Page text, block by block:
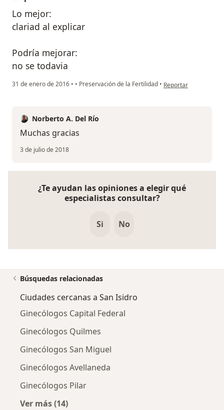
Lo mejor:
clariad al explicar
Podría mejorar:
no se todavia
31 de enero de 2016 • • Preservación de la Fertilidad • en opinión del
Reportar
Norberto A. Del Río
Muchas gracias
3 de julio de 2018
¿Te ayudan las opiniones a elegir qué
especialistas consultar?
Si No
Búsquedas relacionadas
Ciudades cercanas a San Isidro
Ginecólogos Capital Federal
Ginecólogos Quilmes
Ginecólogos San Miguel
Ginecólogos Avellaneda
Ginecólogos Pilar
Ver más (14)